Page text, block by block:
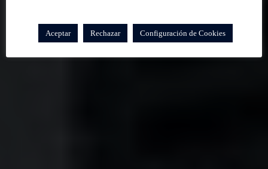
Aceptar Rechazar Configuración de Cookies